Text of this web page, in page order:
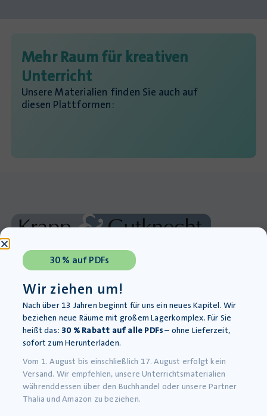
Mehr Raum für kreativen
Unterricht
Unsere Materialien finden Sie auch auf
diesen Plattformen:
Werkstatt für kreativen Unterricht
08395 93034
08395 93035
info@krapp-gutknecht.de
Sie erreichen unser Kundentelefon
Montag bis Freitag von 8:00 – 16:00 Uhr
30 % auf PDFs
Wir ziehen um!
Nach über 13 Jahren beginnt für uns ein neues Kapitel. Wir
beziehen neue Räume mit großem Lagerkomplex. Für Sie
heißt das: 30 % Rabatt auf alle PDFs– ohne Lieferzeit,
sofort zum Herunterladen.
Vom 1. August bis einschließlich 17. August erfolgt kein
Versand. Wir empfehlen, unsere Unterrichtsmaterialien
währenddessen über den Buchhandel oder unsere Partner
Thalia und Amazon zu beziehen.